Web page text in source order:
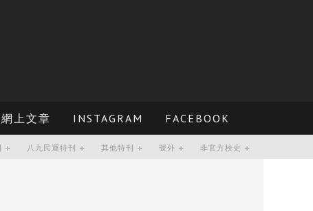
網上文章 INSTAGRAM FACEBOOK
八九民運特刊 其他特刊 號外 非官方校史